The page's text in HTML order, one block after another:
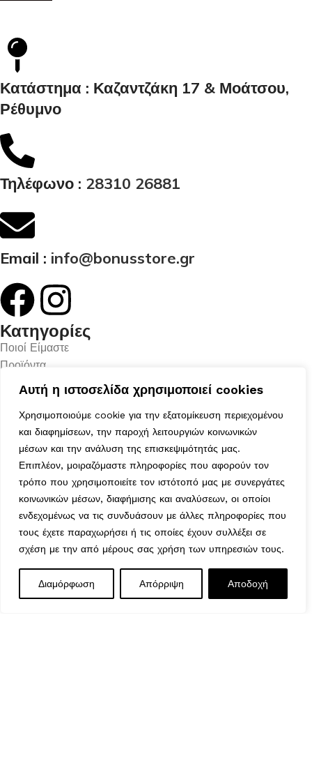
Αυτή η ιστοσελίδα χρησιμοποιεί cookies
Χρησιμοποιούμε cookie για την εξατομίκευση περιεχομένου
και διαφημίσεων, την παροχή λειτουργιών κοινωνικών
μέσων και την ανάλυση της επισκεψιμότητάς μας.
Επιπλέον, μοιραζόμαστε πληροφορίες που αφορούν τον
τρόπο που χρησιμοποιείτε τον ιστότοπό μας με συνεργάτες
κοινωνικών μέσων, διαφήμισης και αναλύσεων, οι οποίοι
ενδεχομένως να τις συνδυάσουν με άλλες πληροφορίες που
τους έχετε παραχωρήσει ή τις οποίες έχουν συλλέξει σε
σχέση με την από μέρους σας χρήση των υπηρεσιών τους.
Διαμόρφωση Απόρριψη Αποδοχή
Κατάστημα : Καζαντζάκη 17 & Μοάτσου,
Ρέθυμνο
Τηλέφωνο : 28310 26881
Email : info@bonusstore.gr
Κατηγορίες
Ποιοί Είμαστε
Προϊόντα
Επικοινωνία
Ο Λογαριασμός μου
Το Καλάθι μου
Τα Αγαπημένα μου
Χρήσιμα
Τρόποι Αποστολής
Μέθοδοι Πληρωμής
Πολιτική Επιστροφών
Ασφάλεια Συναλλαγών
Όροι & Προϋποθέσεις
Αναζήτηση Αποστολής
Ωράριο Λειτουργίας
Δευτέρα : 9:00-14:30